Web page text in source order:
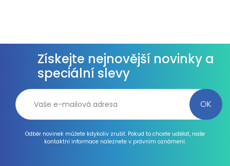
Získejte nejnovější novinky a
speciální slevy
Odběr novinek můžete kdykoliv zrušit. Pokud to chcete udělat, naše
kontaktní informace naleznete v právním oznámení.